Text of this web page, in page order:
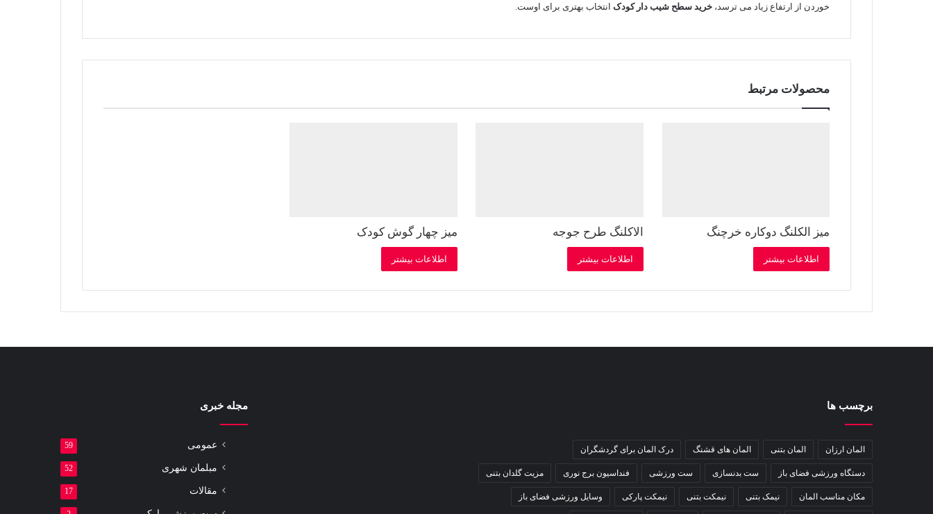
خوردن از ارتفاع زیاد می ترسد، خرید سطح شیب دار کودک انتخاب بهتری برای اوست.
محصولات مرتبط
میز الکلنگ دوکاره خرچنگ
اطلاعات بیشتر
الاکلنگ طرح جوجه
اطلاعات بیشتر
میز چهار گوش کودک
اطلاعات بیشتر
برچسب ها
المان ارزان المان بتنی المان های قشنگ درک المان برای گردشگران
دستگاه ورزشی فضای باز ست بدنسازی ست ورزشی فنداسیون برج نوری مزیت گلدان بتنی
مکان مناسب المان نیمک بتنی نیمکت بتنی نیمکت پارکی وسایل ورزشی فضای باز
مجله خبری
عمومی 59
مبلمان شهری 52
مقالات 17